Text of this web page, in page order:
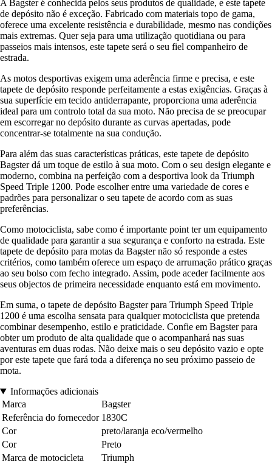
A Bagster é conhecida pelos seus produtos de qualidade, e este tapete
de depósito não é exceção. Fabricado com materiais topo de gama,
oferece uma excelente resistência e durabilidade, mesmo nas condições
mais extremas. Quer seja para uma utilização quotidiana ou para
passeios mais intensos, este tapete será o seu fiel companheiro de
estrada.
As motos desportivas exigem uma aderência firme e precisa, e este
tapete de depósito responde perfeitamente a estas exigências. Graças à
sua superfície em tecido antiderrapante, proporciona uma aderência
ideal para um controlo total da sua moto. Não precisa de se preocupar
em escorregar no depósito durante as curvas apertadas, pode
concentrar-se totalmente na sua condução.
Para além das suas características práticas, este tapete de depósito
Bagster dá um toque de estilo à sua moto. Com o seu design elegante e
moderno, combina na perfeição com a desportiva look da Triumph
Speed Triple 1200. Pode escolher entre uma variedade de cores e
padrões para personalizar o seu tapete de acordo com as suas
preferências.
Como motociclista, sabe como é importante point ter um equipamento
de qualidade para garantir a sua segurança e conforto na estrada. Este
tapete de depósito para motas da Bagster não só responde a estes
critérios, como também oferece um espaço de arrumação prático graças
ao seu bolso com fecho integrado. Assim, pode aceder facilmente aos
seus objectos de primeira necessidade enquanto está em movimento.
Em suma, o tapete de depósito Bagster para Triumph Speed Triple
1200 é uma escolha sensata para qualquer motociclista que pretenda
combinar desempenho, estilo e praticidade. Confie em Bagster para
obter um produto de alta qualidade que o acompanhará nas suas
aventuras em duas rodas. Não deixe mais o seu depósito vazio e opte
por este tapete que fará toda a diferença no seu próximo passeio de
mota.
Informações adicionais
Marca
Bagster
Referência do fornecedor 1830C
Cor
preto/laranja eco/vermelho
Cor
Preto
Marca de motocicleta
Triumph